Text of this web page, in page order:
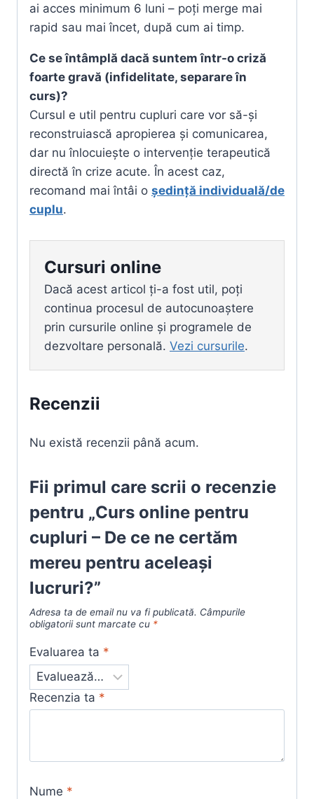
ai acces minimum 6 luni – poți merge mai
rapid sau mai încet, după cum ai timp.
Ce se întâmplă dacă suntem într-o criză
foarte gravă (infidelitate, separare în
curs)?
Cursul e util pentru cupluri care vor să-și
reconstruiască apropierea și comunicarea,
dar nu înlocuiește o intervenție terapeutică
directă în crize acute. În acest caz,
recomand mai întâi o ședință individuală/de
cuplu.
Cursuri online
Dacă acest articol ți-a fost util, poți
continua procesul de autocunoaștere
prin cursurile online și programele de
dezvoltare personală. Vezi cursurile.
Recenzii
Nu există recenzii până acum.
Fii primul care scrii o recenzie
pentru „Curs online pentru
cupluri – De ce ne certăm
mereu pentru aceleași
lucruri?”
Adresa ta de email nu va fi publicată. Câmpurile
obligatorii sunt marcate cu *
Evaluarea ta *
Recenzia ta *
Nume *